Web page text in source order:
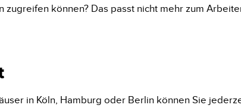
können? Das passt nicht mehr zum
in Köln, Hamburg oder Berlin können Sie